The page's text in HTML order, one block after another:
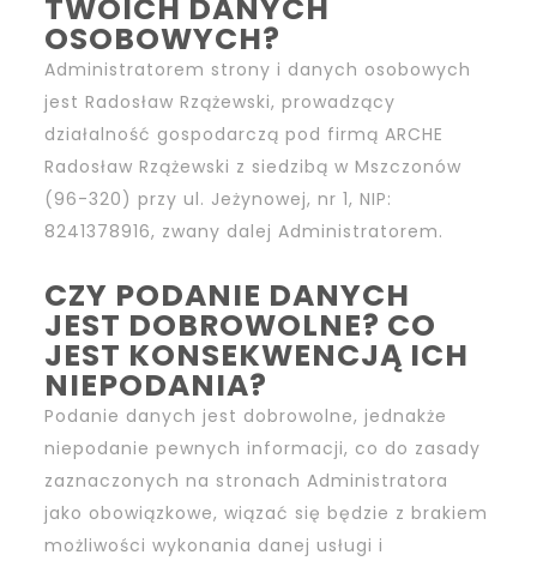
TWOICH DANYCH
OSOBOWYCH?
Administratorem strony i danych osobowych
jest Radosław Rzążewski, prowadzący
działalność gospodarczą pod firmą ARCHE
Radosław Rzążewski z siedzibą w Mszczonów
(96-320) przy ul. Jeżynowej, nr 1, NIP:
8241378916, zwany dalej Administratorem.
CZY PODANIE DANYCH
JEST DOBROWOLNE? CO
JEST KONSEKWENCJĄ ICH
NIEPODANIA?
Podanie danych jest dobrowolne, jednakże
niepodanie pewnych informacji, co do zasady
zaznaczonych na stronach Administratora
jako obowiązkowe, wiązać się będzie z brakiem
możliwości wykonania danej usługi i